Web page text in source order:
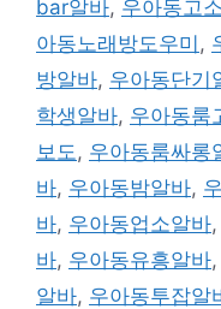
bar알바, 우아동고
아동노래방도우미 ,
방알바, 우아동단기
학생알바, 우아동룸
보도 , 우아동룸싸롱
바, 우아동밤알바,
바, 우아동업소알바,
바, 우아동유흥알바,
알바, 우아동투잡알